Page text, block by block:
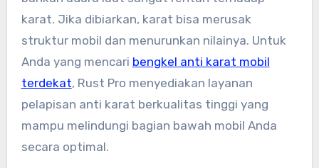
karat. Jika dibiarkan, karat bisa merusak
struktur mobil dan menurunkan nilainya. Untuk
Anda yang mencari bengkel anti karat mobil
terdekat, Rust Pro menyediakan layanan
pelapisan anti karat berkualitas tinggi yang
mampu melindungi bagian bawah mobil Anda
secara optimal.